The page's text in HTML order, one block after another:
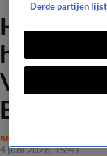
Holly
hoofdrol
Barcelona
BN'ERS
4 juni 2026, 15:41
Derde partijen lijst